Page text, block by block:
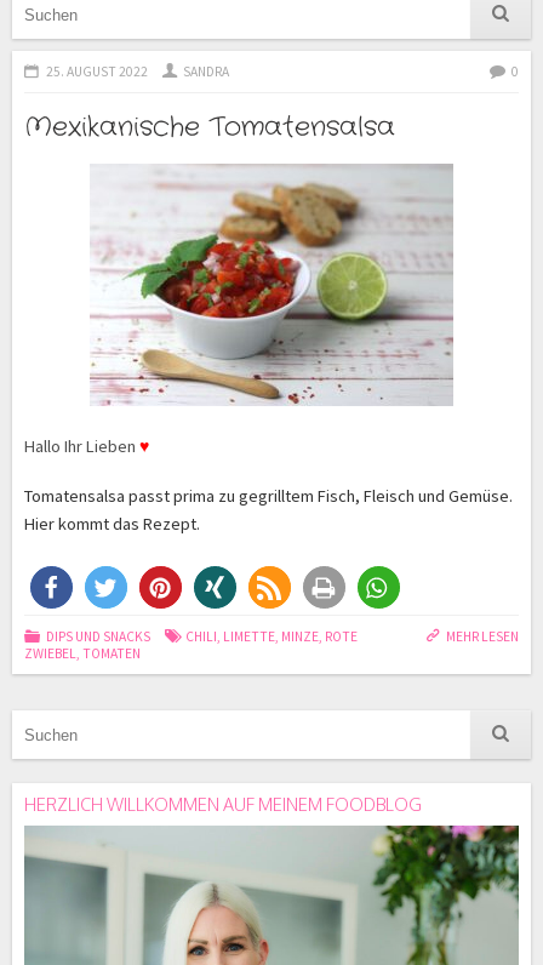
25. AUGUST 2022 SANDRA 0
Mexikanische Tomatensalsa
Hallo Ihr Lieben ♥
Tomatensalsa passt prima zu gegrilltem Fisch, Fleisch und Gemüse.
Hier kommt das Rezept.
MEHR LESEN
DIPS UND SNACKS CHILI, LIMETTE, MINZE, ROTE
ZWIEBEL, TOMATEN
HERZLICH WILLKOMMEN AUF MEINEM FOODBLOG